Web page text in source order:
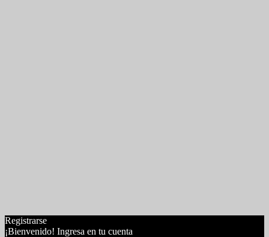
Registrarse
¡Bienvenido! Ingresa en tu cuenta